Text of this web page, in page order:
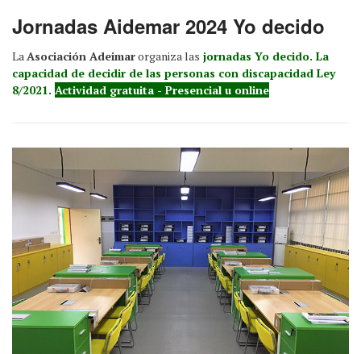
Jornadas Aidemar 2024 Yo decido
LaAsociación Adeimarorganiza las jornadas Yo decido. La
capacidad de decidir de las personas con discapacidad Ley
8/2021. Actividad gratuita - Presencial u online